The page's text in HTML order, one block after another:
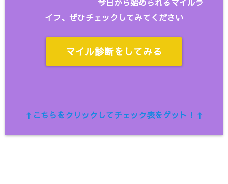
イフ、ぜひチェックしてみてください
マイル診断をしてみる
↑こちらをクリックしてチェック表をゲット！↑